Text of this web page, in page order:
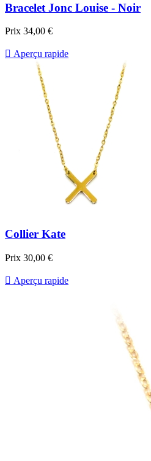
Bracelet Jonc Louise - Noir
Prix 34,00 €
 Aperçu rapide
Collier Kate
Prix 30,00 €
 Aperçu rapide